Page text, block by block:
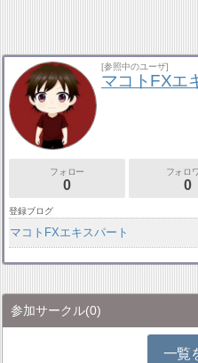
[参照中のユーザ]
マコトFXエ
フォロー
0
フォロ
0
登録ブログ
マコトFXエキスパート
参加サークル(0)
一覧